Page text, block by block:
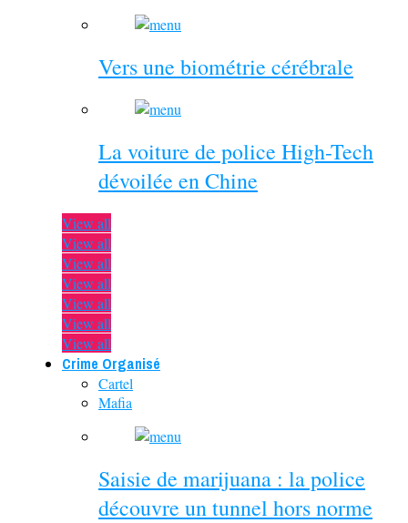
Vers une biométrie cérébrale
La voiture de police High-Tech
dévoilée en Chine
View all
View all
View all
View all
View all
View all
View all
Crime Organisé
Cartel
Mafia
Saisie de marijuana : la police
découvre un tunnel hors norme